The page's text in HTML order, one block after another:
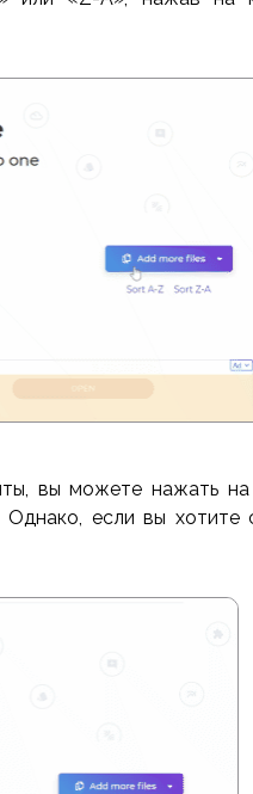
вы можете нажать на
если вы хотите